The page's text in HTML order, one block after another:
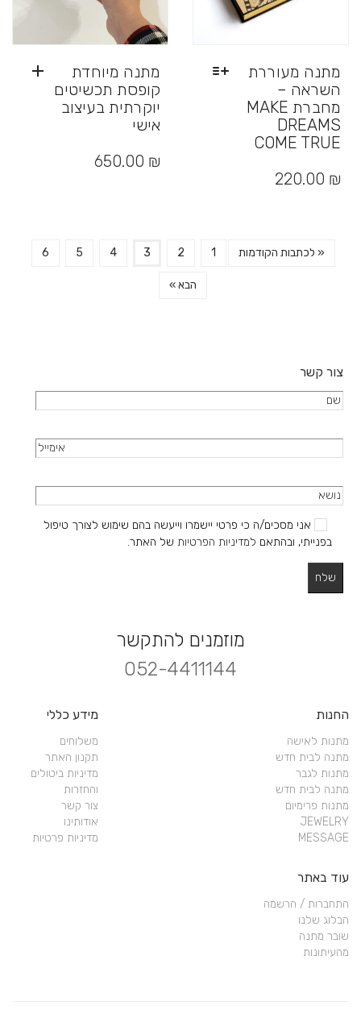
מתנה מיוחדת
קופסת תכשיטים
יוקרתית בעיצוב
אישי
650.00 ₪
מתנה מעוררת
השראה –
מחברת MAKE
DREAMS
COME TRUE
זה
לבחור
220.00 ₪
« לכתבות הקודמות 1
2
3
4
5
6
הבא »
צור קשר
אני מסכים/ה כי פרטי יישמרו וייעשה בהם שימוש לצורך טיפול
בפנייתי, ובהתאם למדיניות הפרטיות של האתר.
מוזמנים להתקשר
052-4411144
החנות
מתנות לאישה
מתנה לבית חדש
מתנות לגבר
מתנה לבית חדש
מתנות פרימיום
JEWELRY
MESSAGE
מידע כללי
משלוחים
תקנון האתר
מדיניות ביטולים
והחזרות
צור קשר
אודותינו
מדיניות פרטיות
עוד באתר
התחברות / הרשמה
הבלוג שלנו
שובר מתנה
מהעיתונות